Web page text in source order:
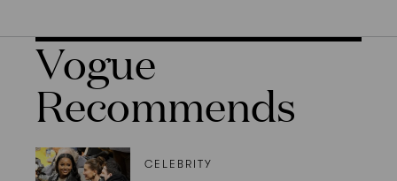
Vogue
Recommends
CELEBRITY